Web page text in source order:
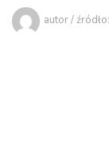
autor / źródło: